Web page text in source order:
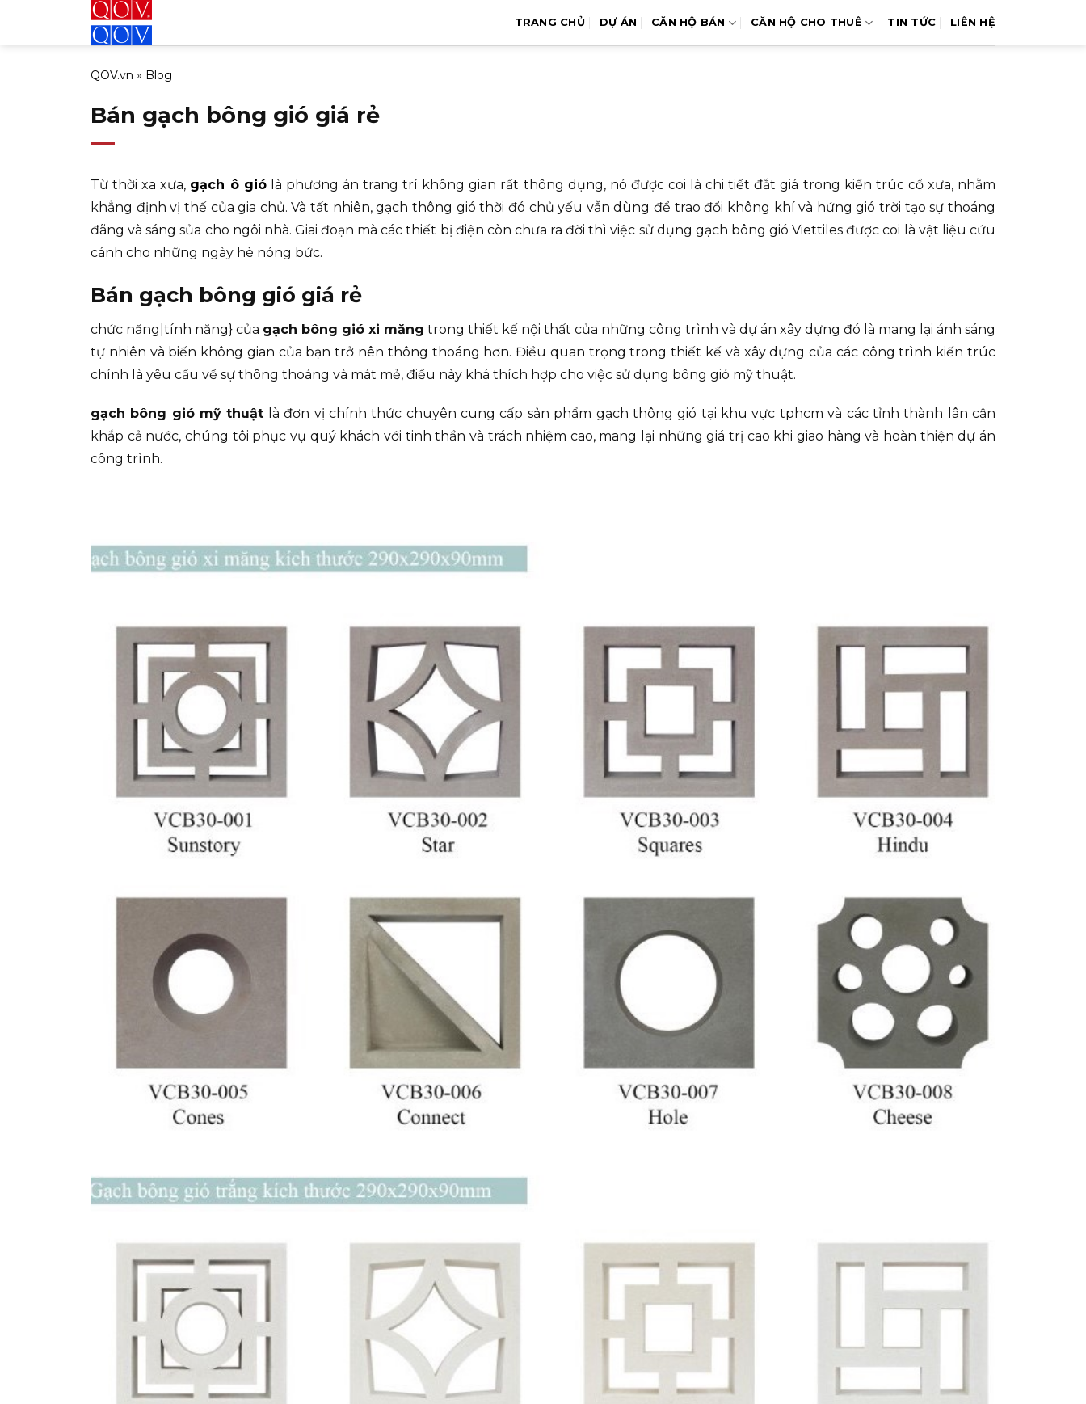
TRANG CHỦ DỰ ÁN CĂN HỘ BÁN CĂN HỘ CHO THUÊ TIN TỨC LIÊN HỆ
QOV.vn » Blog
Bán gạch bông gió giá rẻ
Từ thời xa xưa, gạch ô giólà phương án trang trí không gian rất thông dụng, nó được coi là chi tiết đắt giá trong kiến trúc cổ xưa, nhằm
khẳng định vị thế của gia chủ. Và tất nhiên, gạch thông gió thời đó chủ yếu vẫn dùng để trao đổi không khí và hứng gió trời tạo sự thoáng
đãng và sáng sủa cho ngôi nhà. Giai đoạn mà các thiết bị điện còn chưa ra đời thì việc sử dụng gạch bông gió Viettiles được coi là vật liệu cứu
cánh cho những ngày hè nóng bức.
Bán gạch bông gió giá rẻ
chức năng|tính năng} của gạch bông gió xi măng trong thiết kế nội thất của những công trình và dự án xây dựng đó là mang lại ánh sáng
tự nhiên và biến không gian của bạn trở nên thông thoáng hơn. Điều quan trọng trong thiết kế và xây dựng của các công trình kiến trúc
chính là yêu cầu về sự thông thoáng và mát mẻ, điều này khá thích hợp cho việc sử dụng bông gió mỹ thuật.
gạch bông gió mỹ thuật là đơn vị chính thức chuyên cung cấp sản phẩm gạch thông gió tại khu vực tphcm và các tỉnh thành lân cận
khắp cả nước, chúng tôi phục vụ quý khách với tinh thần và trách nhiệm cao, mang lại những giá trị cao khi giao hàng và hoàn thiện dự án
công trình.